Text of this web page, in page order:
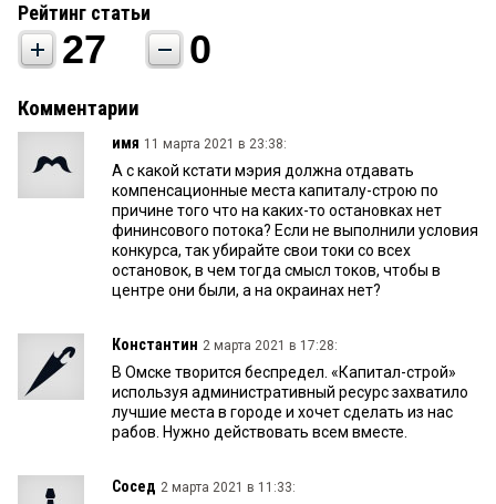
Рейтинг статьи
27 0
Комментарии
имя 11 марта 2021 в 23:38:
А с какой кстати мэрия должна отдавать
компенсационные места капиталу-строю по
причине того что на каких-то остановках нет
фининсового потока? Если не выполнили условия
конкурса, так убирайте свои токи со всех
остановок, в чем тогда смысл токов, чтобы в
центре они были, а на окраинах нет?
Константин 2 марта 2021 в 17:28:
В Омске творится беспредел. «Капитал-строй»
используя административный ресурс захватило
лучшие места в городе и хочет сделать из нас
рабов. Нужно действовать всем вместе.
Сосед 2 марта 2021 в 11:33: